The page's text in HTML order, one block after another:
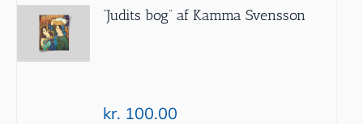
”Judits bog” af Kamma Svensson
kr. 100.00